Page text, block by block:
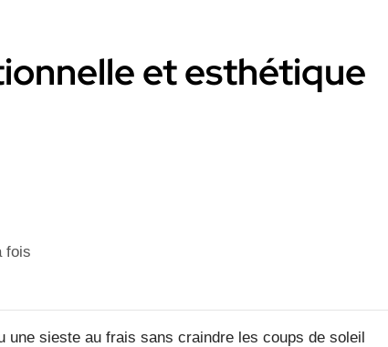
et esthétique
une sieste au frais sans craindre les coups de soleil